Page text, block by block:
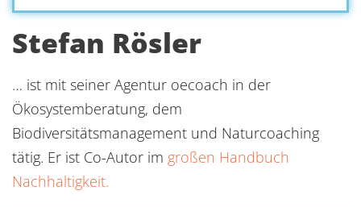
Stefan Rösler
… ist mit seiner Agentur oecoach in der
Ökosystemberatung, dem
Biodiversitätsmanagement und Naturcoaching
tätig. Er ist Co-Autor im großen Handbuch
Nachhaltigkeit.